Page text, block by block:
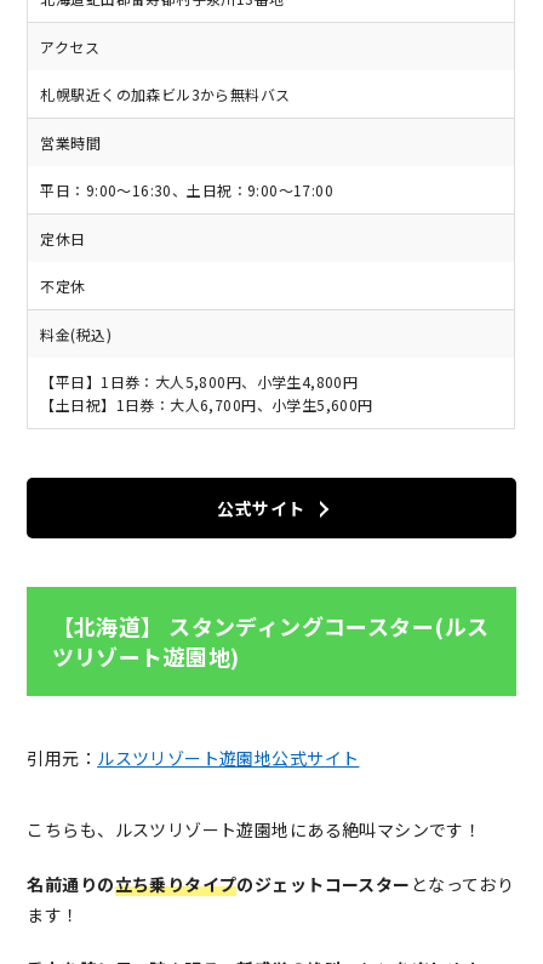
アクセス
札幌駅近くの加森ビル3から無料バス
営業時間
平日：9:00～16:30、土日祝：9:00～17:00
定休日
不定休
料金(税込)
【平日】1日券：大人5,800円、小学生4,800円
【土日祝】1日券：大人6,700円、小学生5,600円
公式サイト
【北海道】 スタンディングコースター(ルス
ツリゾート遊園地)
引用元： ルスツリゾート遊園地公式サイト
こちらも、ルスツリゾート遊園地にある絶叫マシンです！
名前通りの立ち乗りタイプのジェットコースター となっており
ます！